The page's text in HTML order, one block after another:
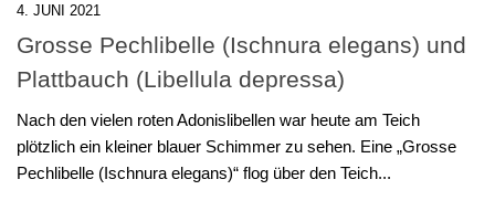
4. JUNI 2021
Grosse Pechlibelle (Ischnura elegans) und
Plattbauch (Libellula depressa)
Nach den vielen roten Adonislibellen war heute am Teich
plötzlich ein kleiner blauer Schimmer zu sehen. Eine „Grosse
Pechlibelle (Ischnura elegans)“ flog über den Teich...